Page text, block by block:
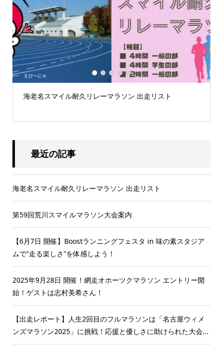
海老名スマイル耐久リレーマラソン 出走リスト
1 2 3 4 5
最近の記事
海老名スマイル耐久リレーマラソン 出走リスト
第59回荒川スマイルマラソン大会案内
【6月7日 開催】Boostランニングフェスタ in 味の素スタジア
ムで“走る楽しさ”を体感しよう！
2025年9月28日 開催！網走オホーツクマラソン エントリー開
始！ゲストは志村美希さん！
【出走レポート】人生2回目のフルマラソンは「名古屋ウィメ
ンズマラソン2025」に挑戦！応援と優しさに助けられた大会...